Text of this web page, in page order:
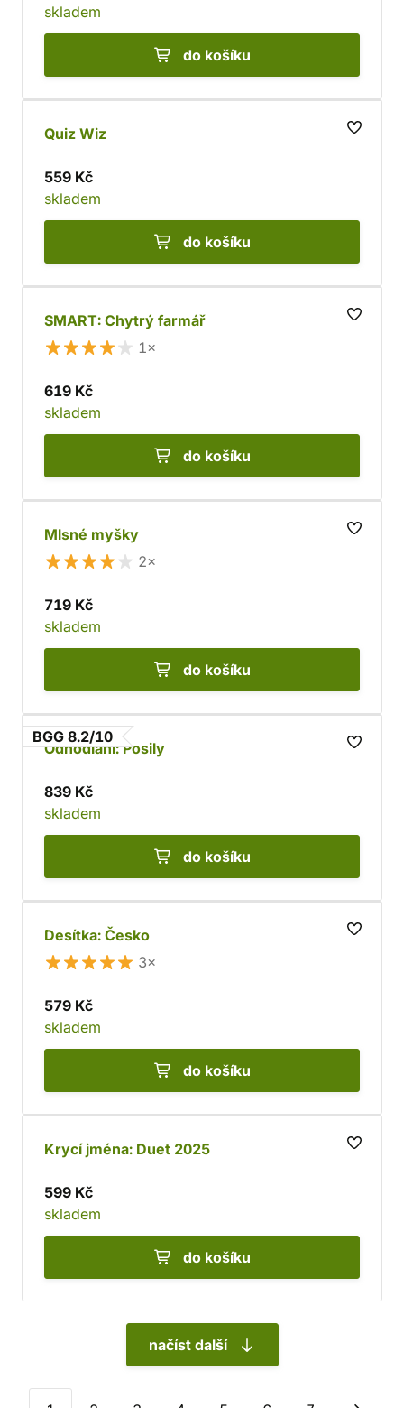
skladem
do košíku
Quiz Wiz
559 Kč
skladem
do košíku
SMART: Chytrý farmář
1×
619 Kč
skladem
do košíku
Mlsné myšky
2×
719 Kč
skladem
do košíku
BGG 8.2/10
Odhodlaní: Posily
839 Kč
skladem
do košíku
Desítka: Česko
3×
579 Kč
skladem
do košíku
Krycí jména: Duet 2025
599 Kč
skladem
do košíku
načíst další